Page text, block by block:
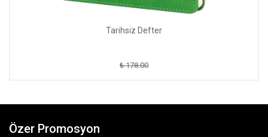
Tarihsiz Defter
₺ 178.00
Özer Promosyon